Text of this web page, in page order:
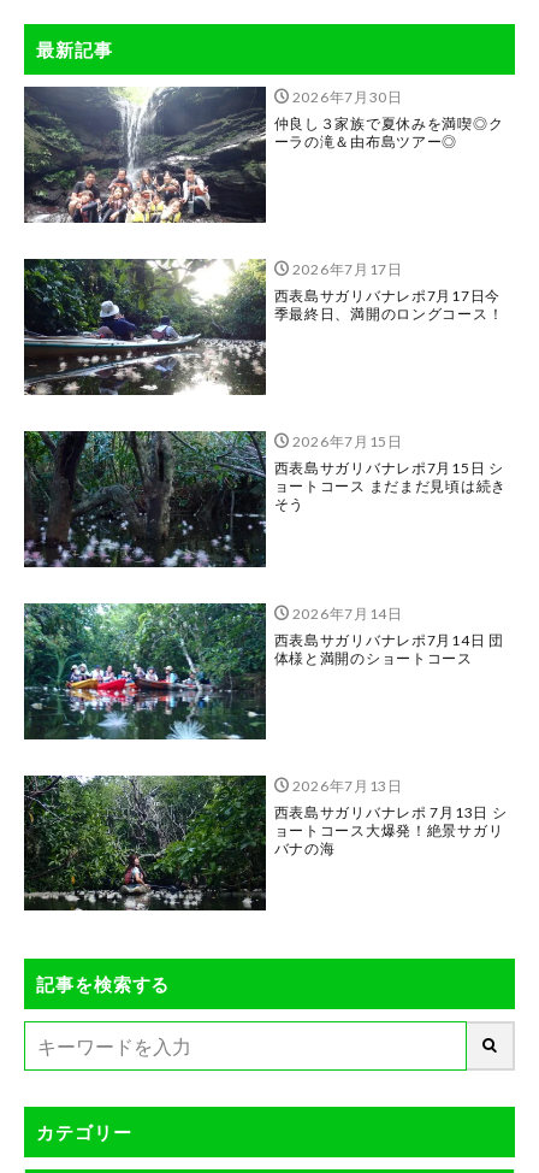
最新記事
2026年7月30日
仲良し３家族で夏休みを満喫◎ク
ーラの滝＆由布島ツアー◎
2026年7月17日
西表島サガリバナレポ7月17日今
季最終日、満開のロングコース！
2026年7月15日
西表島サガリバナレポ7月15日 シ
ョートコース まだまだ見頃は続き
そう
2026年7月14日
西表島サガリバナレポ7月14日 団
体様と満開のショートコース
2026年7月13日
西表島サガリバナレポ 7月13日 シ
ョートコース大爆発！絶景サガリ
バナの海
記事を検索する
カテゴリー